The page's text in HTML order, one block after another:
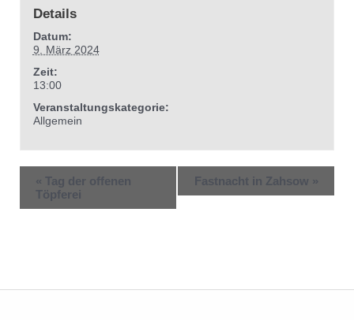
Details
Datum:
9. März 2024
Zeit:
13:00
Veranstaltungskategorie:
Allgemein
« Tag der offenen
Töpferei
Fastnacht in Zahsow »